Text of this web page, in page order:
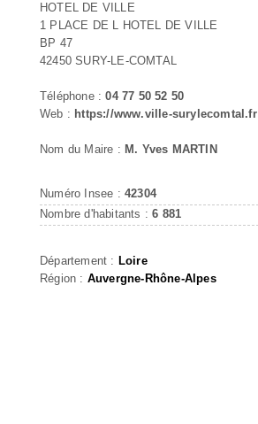
HOTEL DE VILLE
1 PLACE DE L HOTEL DE VILLE
BP 47
42450 SURY-LE-COMTAL
Téléphone :04 77 50 52 50
Web : https://www.ville-surylecomtal.fr
Nom du Maire : M. Yves MARTIN
Numéro Insee : 42304
Nombre d'habitants :6 881
Département : Loire
Région : Auvergne-Rhône-Alpes